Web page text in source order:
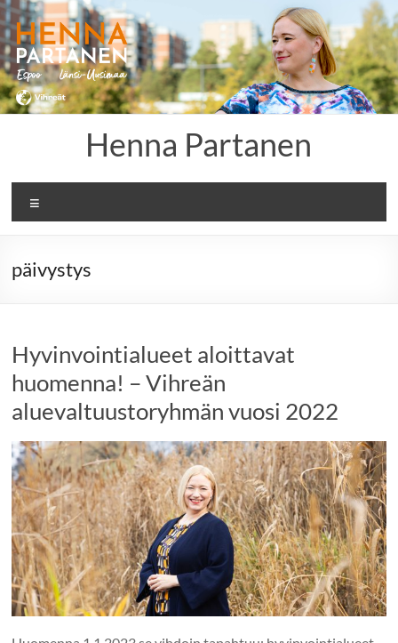
Skip
to
content
Henna Partanen
päivystys
Hyvinvointialueet aloittavat
huomenna! – Vihreän
aluevaltuustoryhmän vuosi 2022